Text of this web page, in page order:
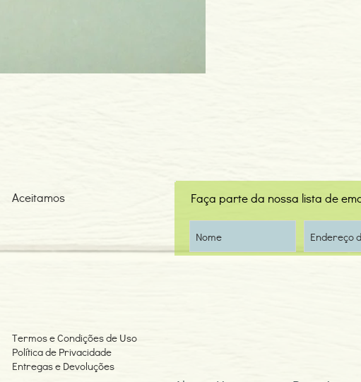
Aceitamos
Faça parte da nossa lista de
Termos e Condições de Uso
Política de Privacidade
Entregas e Devoluções